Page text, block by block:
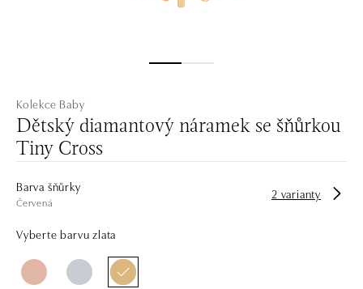
Kolekce Baby
Dětský diamantový náramek se šňůrkou
Tiny Cross
Barva šňůrky
Červená
2 varianty
Vyberte barvu zlata